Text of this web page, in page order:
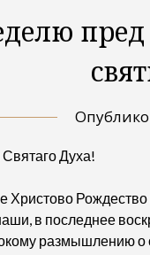
Духа!
Христово
в последнее
размышлению